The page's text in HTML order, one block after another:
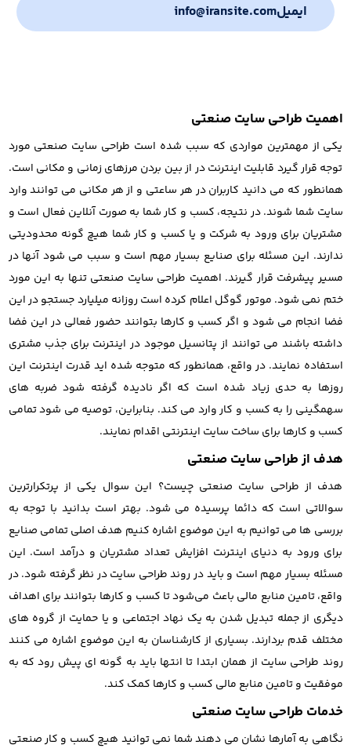
ایمیلinfo@iransite.com
اهمیت طراحی سایت صنعتی
یکی از مهمترین مواردی که سبب شده است طراحی سایت صنعتی مورد
توجه قرار گیرد قابلیت اینترنت در از بین بردن مرزهای زمانی و مکانی است.
همانطور که می‌ دانید کاربران در هر ساعتی و از هر مکانی می توانند وارد
سایت شما شوند. در نتیجه، کسب و کار شما به صورت آنلاین فعال است و
مشتریان برای ورود به شرکت و یا کسب و کار شما هیچ گونه محدودیتی
ندارند. این مسئله برای صنایع بسیار مهم است و سبب می شود آنها در
مسیر پیشرفت قرار گیرند. اهمیت طراحی سایت صنعتی تنها به این مورد
ختم نمی شود. موتور گوگل اعلام کرده است روزانه میلیارد جستجو در این
فضا انجام می شود و اگر کسب و کارها بتوانند حضور فعالی در این فضا
داشته باشند می توانند از پتانسیل موجود در اینترنت برای جذب مشتری
استفاده نمایند. در واقع، همانطور که متوجه شده اید قدرت اینترنت این
روزها به حدی زیاد شده است که اگر نادیده گرفته شود ضربه های
سهمگینی را به کسب و کار وارد می کند. بنابراین، توصیه می شود تمامی
کسب و کارها برای ساخت سایت اینترنتی اقدام نمایند.
هدف از طراحی سایت صنعتی
هدف از طراحی سایت صنعتی چیست؟ این سوال یکی از پرتکرارترین
سوالاتی است که دائما پرسیده می شود. بهتر است بدانید با توجه به
بررسی ها می توانیم به این موضوع اشاره کنیم هدف اصلی تمامی صنایع
برای ورود به دنیای اینترنت افزایش تعداد مشتریان و درآمد است. این
مسئله بسیار مهم است و باید در روند طراحی سایت در نظر گرفته شود. در
واقع، تامین منابع مالی باعث می‌شود تا کسب و کارها بتوانند برای اهداف
دیگری از جمله تبدیل شدن به یک نهاد اجتماعی و یا حمایت از گروه های
مختلف قدم بردارند. بسیاری از کارشناسان به این موضوع اشاره می کنند
روند طراحی سایت از همان ابتدا تا انتها باید به گونه ای پیش رود که به
موفقیت و تامین منابع مالی کسب و کارها کمک کند.
خدمات طراحی سایت صنعتی
نگاهی به آمارها نشان می دهند شما نمی توانید هیچ کسب و کار صنعتی